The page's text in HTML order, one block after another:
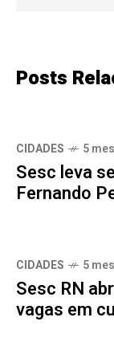
Posts
CIDADES 5
Sesc leva
Fernando
CIDADES 5
Sesc RN
vagas em